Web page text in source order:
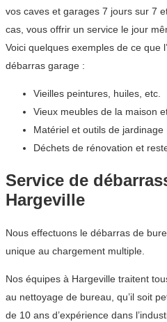
vos caves et garages 7 jours sur 7
cas, vous offrir un service le jour
Voici quelques exemples de ce que
débarras garage :
Vieilles peintures, huiles, etc.
Vieux meubles de la maison
Matériel et outils de jardinage
Déchets de rénovation et
Service de
Hargeville
Nous effectuons le débarras de
unique au chargement multiple.
Nos équipes à Hargeville traitent
au nettoyage de bureau, qu’il soit
de 10 ans d’expérience dans